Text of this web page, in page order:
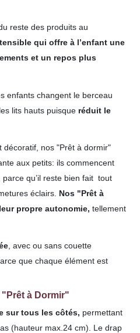
reste des produits au
qui offre à l’enfant une
et un repos plus
enfants changent le berceau
lits hauts puisque réduit le
décoratif, nos "Prêt à dormir"
aux petits: ils commencent
qu’il reste bien fait tout
éclairs. Nos "Prêt à
propre autonomie, tellement
, avec ou sans couette
que chaque élément est
à Dormir"
sur tous les côtés, permettant
(hauteur max.24 cm). Le drap